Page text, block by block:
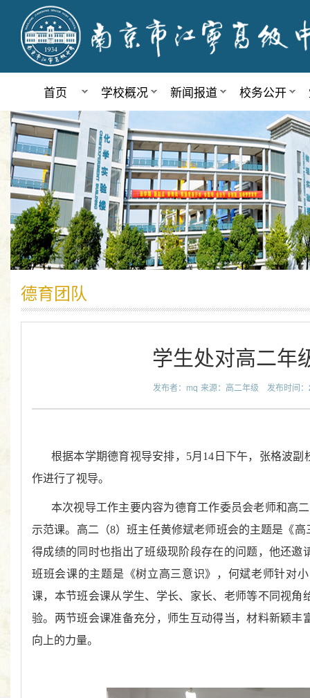
首页 学校概况 新闻报道 校务公开
德育团队
学生处对高二年
发布者：mq 来源：高二年级 发布时间
根据本学期德育视导安排，5月14日下午，张格波
作进行了视导。
本次视导工作主要内容为德育工作委员会老师和高
示范课。高二（8）班主任黄修斌老师班会的主题是《
得成绩的同时也指出了班级现阶段存在的问题，他还
班班会课的主题是《树立高三意识》，何斌老师针对
课，本节班会课从学生、学长、家长、老师等不同视
验。两节班会课准备充分，师生互动得当，材料新颖
向上的力量。